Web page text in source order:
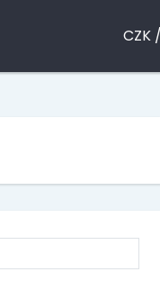
CZK /